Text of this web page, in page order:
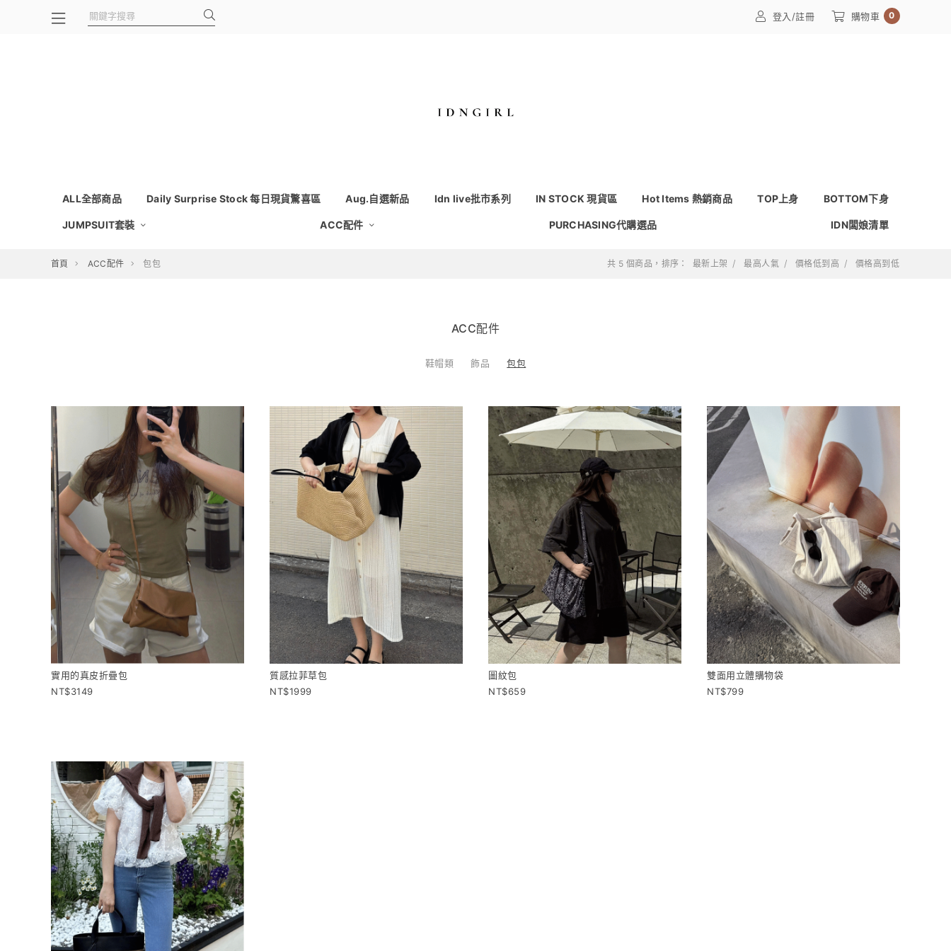
登入/註冊 購物車 0
ALL全部商品 Daily Surprise Stock 每日現貨驚喜區 Aug.自選新品 Idn live批市系列 IN STOCK 現貨區 Hot Items 熱銷商品 TOP上身 BOTTOM下身
JUMPSUIT套裝 ACC配件 PURCHASING代購選品 IDN闆娘清單
首頁 ACC配件 包包 共 5 個商品，排序： 最新上架 最高人氣 價格低到高 價格高到低
ACC配件
鞋帽類 飾品 包包
實用的真皮折疊包
3149
質感拉菲草包
1999
圖紋包
659
雙面用立體購物袋
799